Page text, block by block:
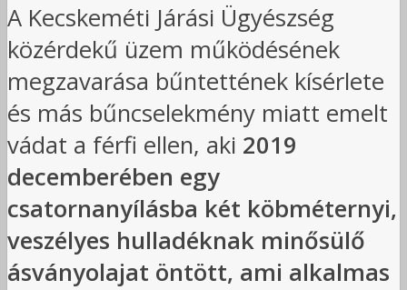
A Kecskeméti Járási Ügyészség
közérdekű üzem működésének
megzavarása bűntettének kísérlete
és más bűncselekmény miatt emelt
vádat a férfi ellen, aki 2019
decemberében egy
csatornanyílásba két köbméternyi,
veszélyes hulladéknak minősülő
ásványolajat öntött, ami alkalmas